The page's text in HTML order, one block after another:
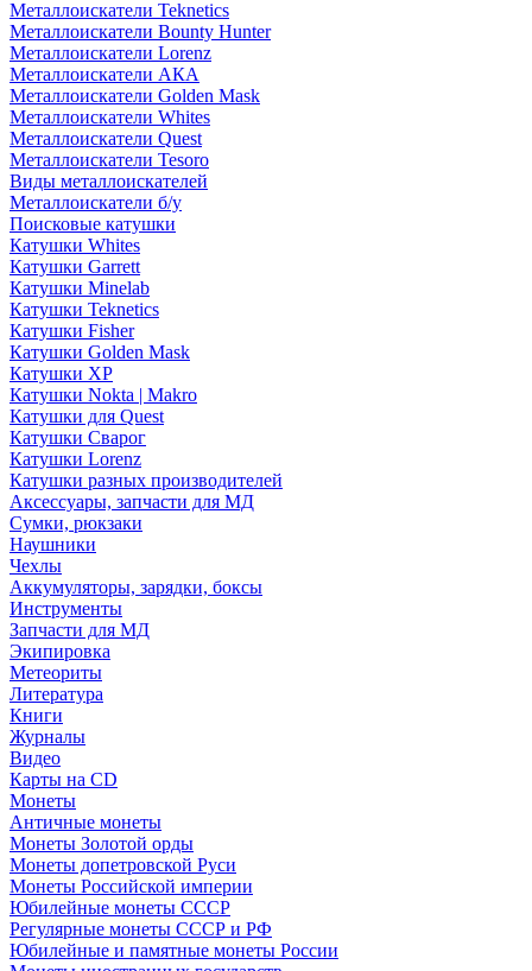
Металлоискатели Teknetics
Металлоискатели Bounty Hunter
Металлоискатели Lorenz
Металлоискатели АКА
Металлоискатели Golden Mask
Металлоискатели Whites
Металлоискатели Quest
Металлоискатели Tesoro
Виды металлоискателей
Металлоискатели б/у
Поисковые катушки
Катушки Whites
Катушки Garrett
Катушки Minelab
Катушки Teknetics
Катушки Fisher
Катушки Golden Mask
Катушки XP
Катушки Nokta | Makro
Катушки для Quest
Катушки Сварог
Катушки Lorenz
Катушки разных производителей
Аксессуары, запчасти для МД
Сумки, рюкзаки
Наушники
Чехлы
Аккумуляторы, зарядки, боксы
Инструменты
Запчасти для МД
Экипировка
Метеориты
Литература
Книги
Журналы
Видео
Карты на CD
Монеты
Античные монеты
Монеты Золотой орды
Монеты допетровской Руси
Монеты Российской империи
Юбилейные монеты СССР
Регулярные монеты СССР и РФ
Юбилейные и памятные монеты России